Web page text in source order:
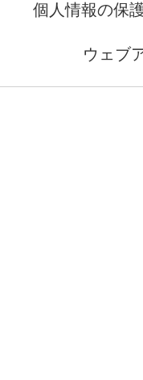
個人情報の保
ウェブ